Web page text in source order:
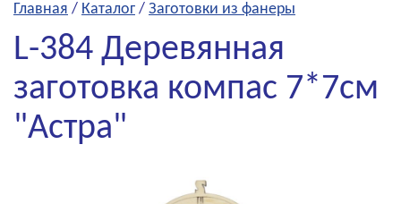
Главная / Каталог / Заготовки из фанеры
L-384 Деревянная
заготовка компас 7*7см
"Астра"